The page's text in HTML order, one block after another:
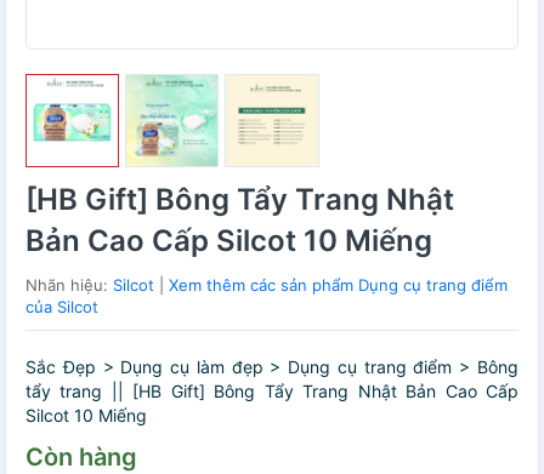
[HB Gift] Bông Tẩy Trang Nhật
Bản Cao Cấp Silcot 10 Miếng
Nhãn hiệu: Silcot
Xem thêm các sản phẩm Dụng cụ trang điểm
của Silcot
Sắc Đẹp > Dụng cụ làm đẹp > Dụng cụ trang điểm > Bông
tẩy trang || [HB Gift] Bông Tẩy Trang Nhật Bản Cao Cấp
Silcot 10 Miếng
Còn hàng